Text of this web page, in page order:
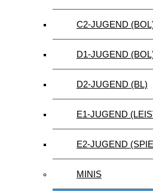
C2-JUGEND
D1-JUGEND
D2-JUGEND (BL)
E1-JUGEND
E2-JUGEND
MINIS